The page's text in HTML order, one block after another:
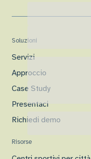
Soluzioni
Servizi
Approccio
Case Study
Presentaci
Richiedi demo
Risorse